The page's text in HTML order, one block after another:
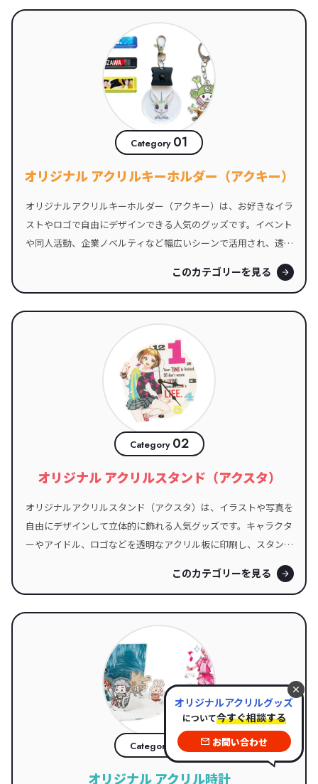
Category 01
オリジナル アクリルキーホルダー（アクキー）
オリジナルアクリルキーホルダー（アクキー）は、お好きなイラ
ストやロゴで自由にデザインできる人気のグッズです。イベント
や同人活動、企業ノベルティなど幅広いシーンで活用され、透明
感のある素材と高い耐久性が魅力。プレゼントや記念品にもおす
すめです。
このカテゴリーを見る
Category 02
オリジナル アクリルスタンド（アクスタ）
オリジナルアクリルスタンド（アクスタ）は、イラストや写真を
自由にデザインして立体的に飾れる人気グッズです。キャラクタ
ーやアイドル、ロゴなどを透明なアクリル板に印刷し、スタンド
として立てて楽しめます。イベントグッズや記念品、販売商品と
しても幅広く活用され、推し活やコレクションアイテムとしても
大好評。サイズや形状も自由にカスタマイズでき、世界にひとつ
だけの特別なアイテムを作成可能です。
このカテゴリーを見る
Category
03
オリジナル アクリル時計
オリジナルアクリルグッズ
について今すぐ相談する
お問い合わせ